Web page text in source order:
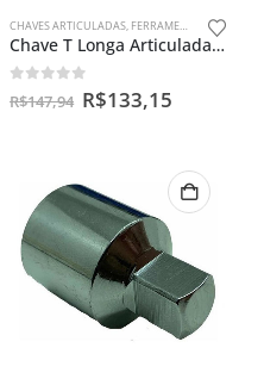
CHAVES ARTICULADAS, FERRAMENTAS MANUAIS
Chave T Longa Articulada 16mm Troca Velas Ignição
out of 5
R$147,94 R$133,15